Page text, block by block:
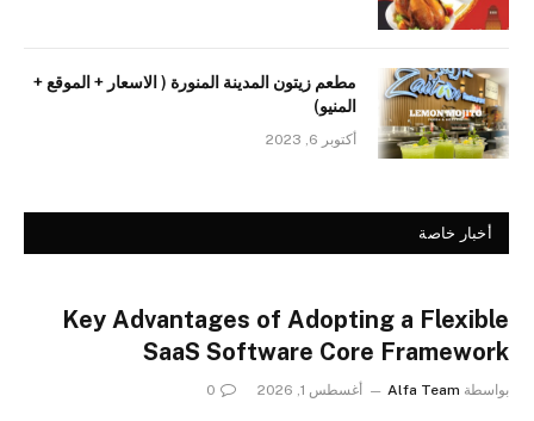
مطعم زيتون المدينة المنورة ( الاسعار + الموقع +
المنيو)
أكتوبر 6, 2023
أخبار خاصة
Key Advantages of Adopting a Flexible
SaaS Software Core Framework
بواسطة Alfa Team أغسطس 1, 2026 0